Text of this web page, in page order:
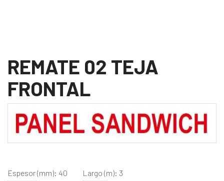
REMATE 02 TEJA
FRONTAL
Espesor (mm): 40 Largo (m): 3